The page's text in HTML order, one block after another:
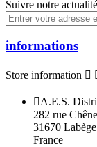
Suivre notre actualité
informations
Store information 
A.E.S.
282 rue
31670 Labège
France